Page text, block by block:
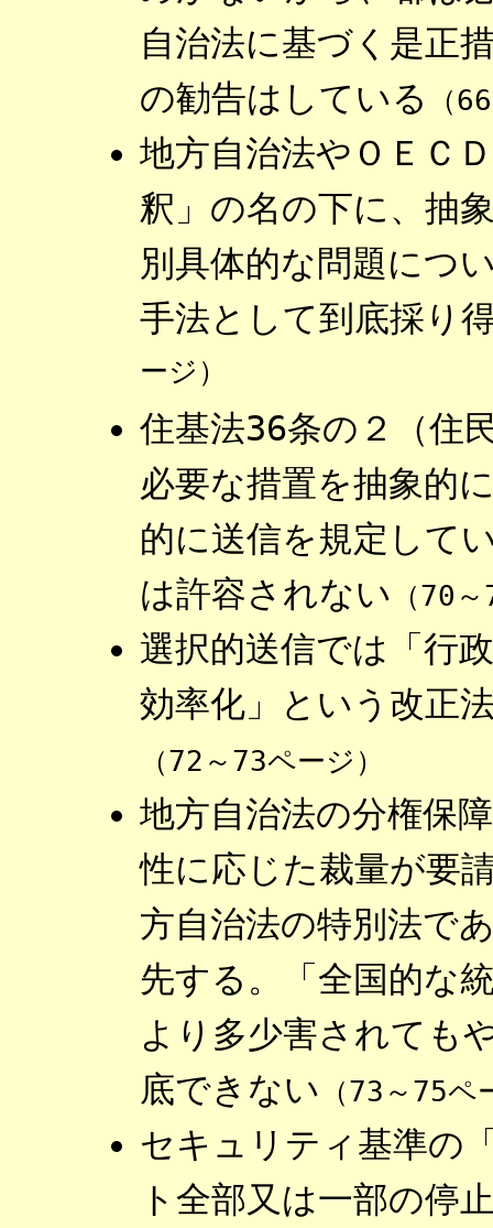
自治法に基づく是正
の勧告はしている
（
地方自治法やＯＥＣ
釈」の名の下に、抽
別具体的な問題につ
手法として到底採り
ージ）
住基法36条の２（住
必要な措置を抽象的
的に送信を規定して
は許容されない （70
選択的送信では「行
効率化」という改正
（72～73ページ）
地方自治法の分権保
性に応じた裁量が要
方自治法の特別法で
先する。「全国的な
より多少害されても
底できない （73～75ペ
セキュリティ基準の
ト全部又は一部の停